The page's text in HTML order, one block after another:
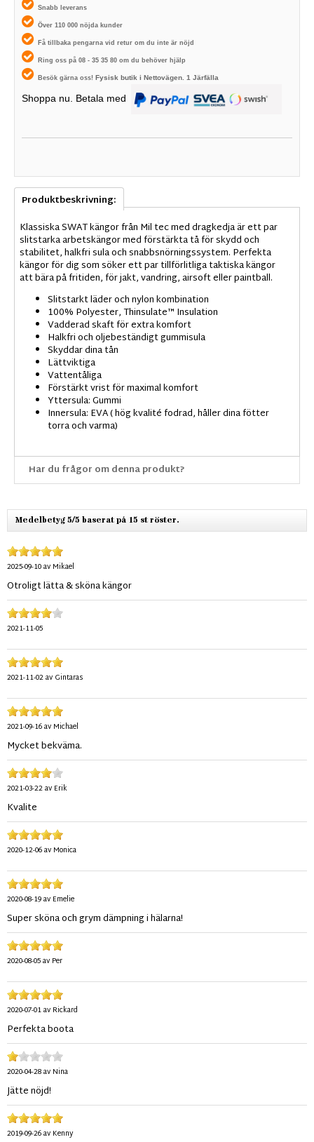
Snabb leverans
Över 110 000 nöjda kunder
Få tillbaka pengarna vid retur om du inte är nöjd
Ring oss på 08 - 35 35 80 om du behöver hjälp
Besök gärna oss! Fysisk butik i Nettovägen. 1 Järfälla
Shoppa nu. Betala med
Produktbeskrivning:
Klassiska SWAT kängor från Mil tec med dragkedja är ett par
slitstarka arbetskängor med förstärkta tå för skydd och
stabilitet, halkfri sula och snabbsnörningssystem. Perfekta
kängor för dig som söker ett par tillförlitliga taktiska kängor
att bära på fritiden, för jakt, vandring, airsoft eller paintball.
Slitstarkt läder och nylon kombination
100% Polyester, Thinsulate™ Insulation
Vadderad skaft för extra komfort
Halkfri och oljebeständigt gummisula
Skyddar dina tån
Lättviktiga
Vattentåliga
Förstärkt vrist för maximal komfort
Yttersula: Gummi
Innersula: EVA ( hög kvalité fodrad, håller dina fötter
torra och varma)
Har du frågor om denna produkt?
Medelbetyg 5/5 baserat på 15 st röster.
2025-09-10av Mikael
Otroligt lätta & sköna kängor
2021-11-05
2021-11-02av Gintaras
2021-09-16av Michael
Mycket bekväma.
2021-03-22av Erik
Kvalite
2020-12-06av Monica
2020-08-19av Emelie
Super sköna och grym dämpning i hälarna!
2020-08-05av Per
2020-07-01av Rickard
Perfekta boota
2020-04-28av Nina
Jätte nöjd!
2019-09-26av Kenny